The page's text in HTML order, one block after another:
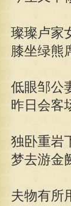
璨璨卢家
膝坐绿熊
低眼邹公
昨日会客
独卧重岩
梦去游金
夫物有所